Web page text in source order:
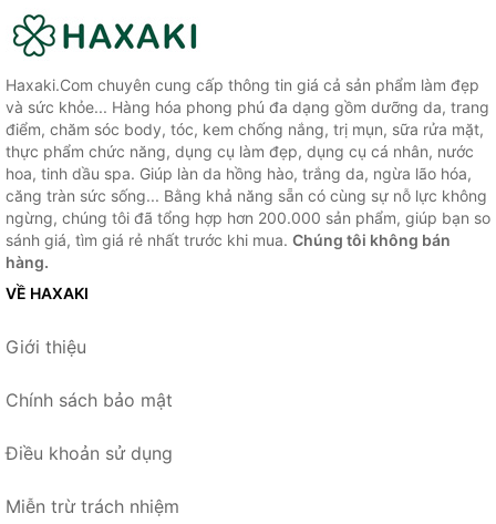
Haxaki.Com chuyên cung cấp thông tin giá cả sản phẩm làm đẹp
và sức khỏe... Hàng hóa phong phú đa dạng gồm dưỡng da, trang
điểm, chăm sóc body, tóc, kem chống nắng, trị mụn, sữa rửa mặt,
thực phẩm chức năng, dụng cụ làm đẹp, dụng cụ cá nhân, nước
hoa, tinh dầu spa. Giúp làn da hồng hào, trắng da, ngừa lão hóa,
căng tràn sức sống... Bằng khả năng sẵn có cùng sự nỗ lực không
ngừng, chúng tôi đã tổng hợp hơn 200.000 sản phẩm, giúp bạn so
sánh giá, tìm giá rẻ nhất trước khi mua. Chúng tôi không bán
hàng.
VỀ HAXAKI
Giới thiệu
Chính sách bảo mật
Điều khoản sử dụng
Miễn trừ trách nhiệm